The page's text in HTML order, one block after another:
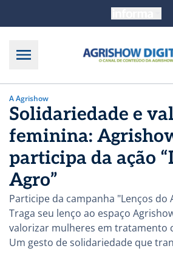
A Agrishow
Solidariedade e
feminina:
participa da ação
Agro”
Participe da campanha "Lenços do
Traga seu lenço ao espaço
valorizar mulheres em tratamento
Um gesto de solidariedade que